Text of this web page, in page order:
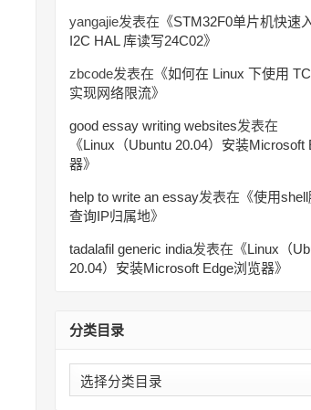
yangajie发表在《STM32F0单片机快速
I2C HAL 库读写24C02》
zbcode发表在《如何在 Linux 下使用
实现网络限流》
good essay writing websites发表在
《Linux（Ubuntu 20.04）安装Microsoft
器》
help to write an essay发表在《使用
查询IP归属地》
tadalafil generic india发表在《Linux（
20.04）安装Microsoft Edge浏览器》
分类目录
分
类